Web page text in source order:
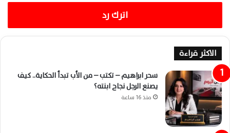
اترك رد
الاكثر قراءة
سحر ابراهيم – تكتب – من الأب تبدأ الحكاية.. كيف
يصنع الرجل نجاح ابنته؟
منذ 16 ساعة